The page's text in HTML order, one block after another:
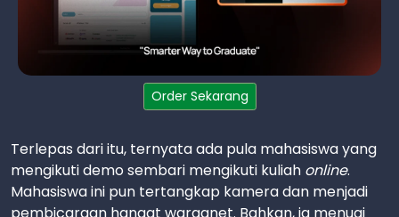
Order Sekarang
Terlepas dari itu, ternyata ada pula mahasiswa yang
mengikuti demo sembari mengikuti kuliah online.
Mahasiswa ini pun tertangkap kamera dan menjadi